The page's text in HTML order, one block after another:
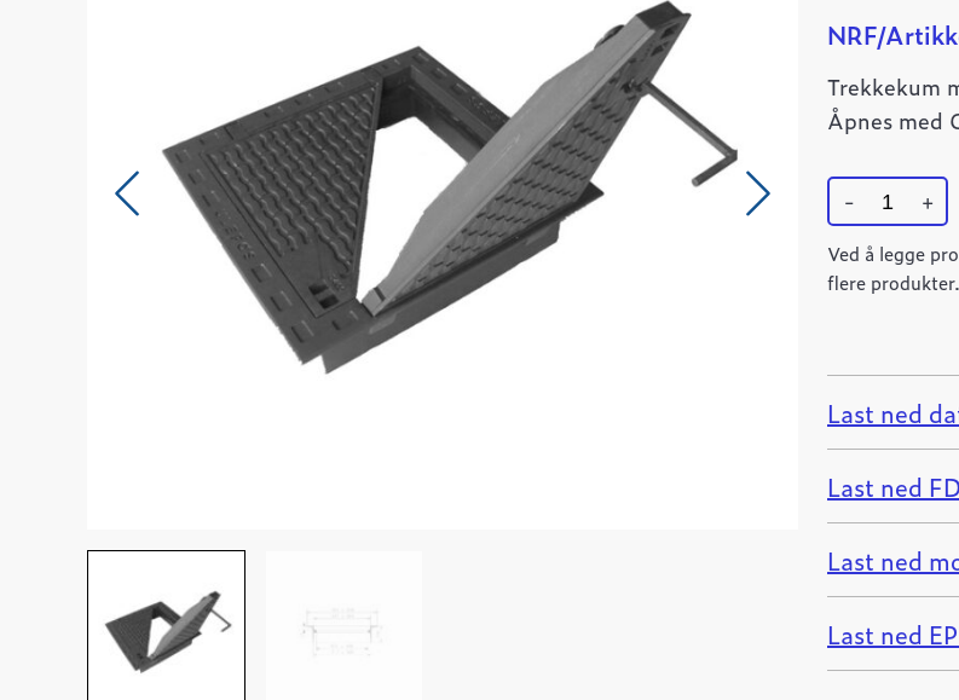
NRF/
Trekkekum
Åpnes med
-
Ulefos
TK1L
trekkekum
F900
+
Ved å legge
flere produkter.
Last ned
Last ned
Last ned
Last ned